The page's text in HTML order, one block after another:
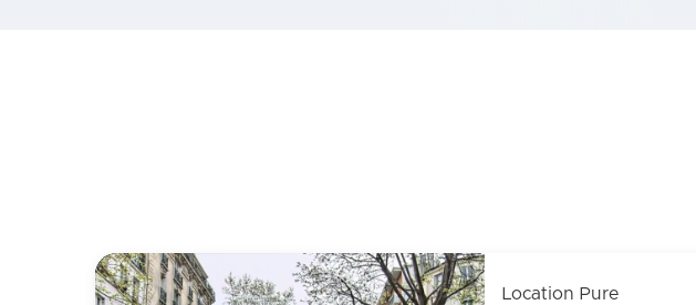
Location Pure